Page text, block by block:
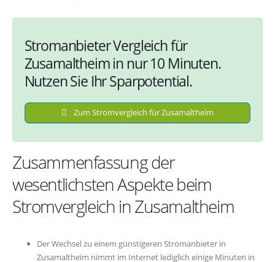
Stromanbieter Vergleich für
Zusamaltheim in nur 10 Minuten.
Nutzen Sie Ihr Sparpotential.
Zum Stromvergleich für Zusamaltheim
Zusammenfassung der
wesentlichsten Aspekte beim
Stromvergleich in Zusamaltheim
Der Wechsel zu einem günstigeren Stromanbieter in
Zusamaltheim nimmt im Internet lediglich einige Minuten in